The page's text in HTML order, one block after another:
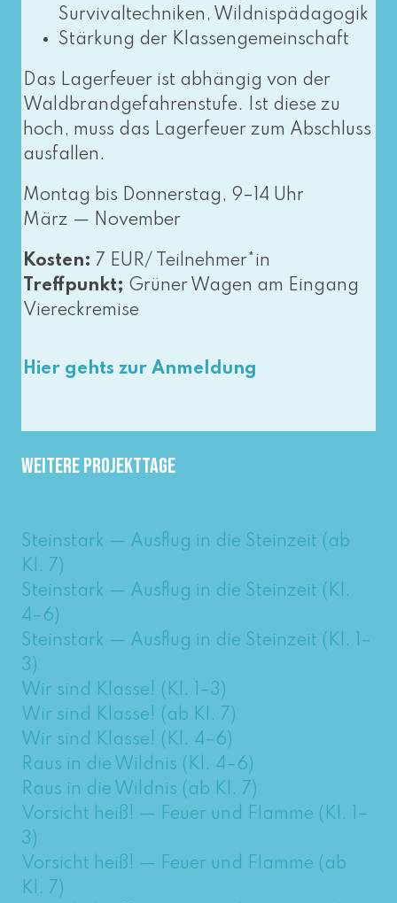
Survivaltechniken, Wildnispädagogik
Stärkung der Klassengemeinschaft
Das Lagerfeuer ist abhän­gig von der
Waldbrandgefahrenstufe. Ist die­se zu
hoch, muss das Lagerfeuer zum Abschluss
ausfallen.
Montag bis Donnerstag, 9–14 Uhr
März — November
Kosten: 7 EUR/ Teilnehmer*in
Treffpunkt; Grüner Wagen am Eingang
Viereckremise
Hier gehts zur Anmeldung
Weitere Projekttage
Steinstark — Ausflug in die Steinzeit (ab
Kl. 7)
Steinstark — Ausflug in die Steinzeit (Kl.
4–6)
Steinstark — Ausflug in die Steinzeit (Kl. 1–
3)
Wir sind Klasse! (Kl. 1–3)
Wir sind Klasse! (ab Kl. 7)
Wir sind Klasse! (Kl. 4–6)
Raus in die Wildnis (Kl. 4–6)
Raus in die Wildnis (ab Kl. 7)
Vorsicht heiß! — Feuer und Flamme (Kl. 1–
3)
Vorsicht heiß! — Feuer und Flamme (ab
Kl. 7)